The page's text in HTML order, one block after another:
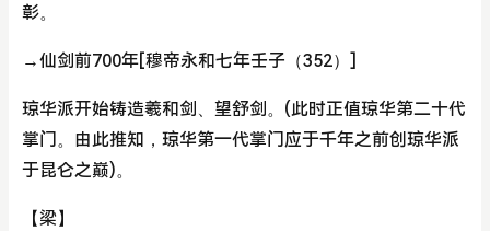
彰。
→仙剑前700年[穆帝永和七年壬子（352）]
琼华派开始铸造羲和剑、望舒剑。(此时正值琼华第二十代
掌门。由此推知，琼华第一代掌门应于千年之前创琼华派
于昆仑之巅)。
【梁】